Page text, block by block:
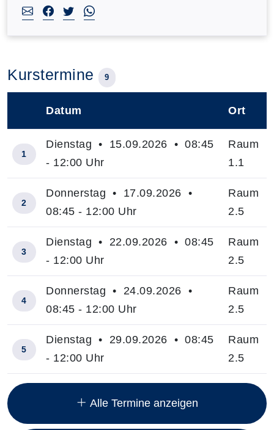
Kurstermine 9
Insgesamt gibt es 9 Termine zum diesen Kurs
Datum Ort
1
Dienstag • 15.09.2026 • 08:45
- 12:00 Uhr
Raum
1.1
2
Donnerstag • 17.09.2026 •
08:45 - 12:00 Uhr
Raum
2.5
3
Dienstag • 22.09.2026 • 08:45
- 12:00 Uhr
Raum
2.5
4
Donnerstag • 24.09.2026 •
08:45 - 12:00 Uhr
Raum
2.5
5
Dienstag • 29.09.2026 • 08:45
- 12:00 Uhr
Raum
2.5
Alle Termine anzeigen